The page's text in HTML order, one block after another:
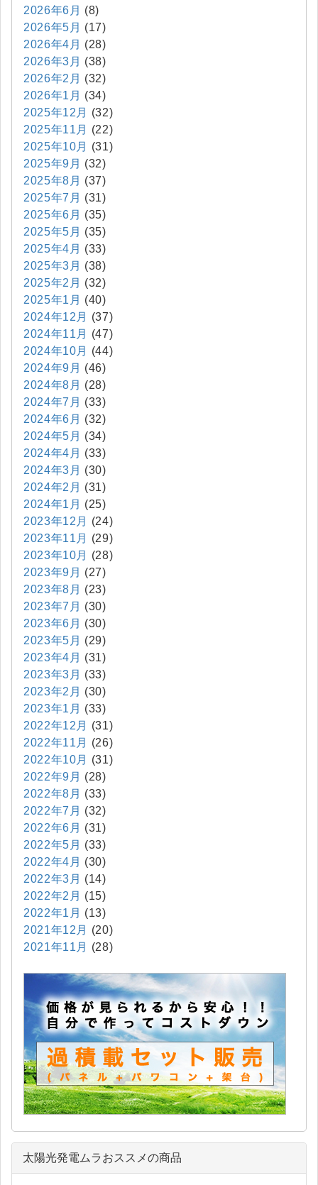
2026年6月 (8)
2026年5月 (17)
2026年4月 (28)
2026年3月 (38)
2026年2月 (32)
2026年1月 (34)
2025年12月
(32)
2025年11月
(22)
2025年10月
(31)
2025年9月 (32)
2025年8月 (37)
2025年7月 (31)
2025年6月 (35)
2025年5月 (35)
2025年4月 (33)
2025年3月 (38)
2025年2月 (32)
2025年1月 (40)
2024年12月
(37)
2024年11月
(47)
2024年10月
(44)
2024年9月 (46)
2024年8月 (28)
2024年7月 (33)
2024年6月 (32)
2024年5月 (34)
2024年4月 (33)
2024年3月 (30)
2024年2月 (31)
2024年1月 (25)
2023年12月
(24)
2023年11月
(29)
2023年10月
(28)
2023年9月 (27)
2023年8月 (23)
2023年7月 (30)
2023年6月 (30)
2023年5月 (29)
2023年4月 (31)
2023年3月 (33)
2023年2月 (30)
2023年1月 (33)
2022年12月
(31)
2022年11月
(26)
2022年10月
(31)
2022年9月 (28)
2022年8月 (33)
2022年7月 (32)
2022年6月 (31)
2022年5月 (33)
2022年4月 (30)
2022年3月 (14)
2022年2月 (15)
2022年1月 (13)
2021年12月
(20)
2021年11月
(28)
太陽光発電ムラおススメの商品